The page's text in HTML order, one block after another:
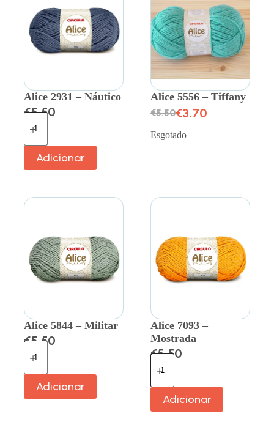
Alice 2931 – Náutico
€5.50
Adicionar
Alice 5556 – Tiffany
€5.50€3.70
Esgotado
Alice 5844 – Militar
€5.50
Adicionar
Alice 7093 –
Mostrada
€5.50
Adicionar